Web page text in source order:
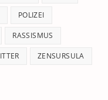
POLIZEI
RASSISMUS
ZENSURSULA